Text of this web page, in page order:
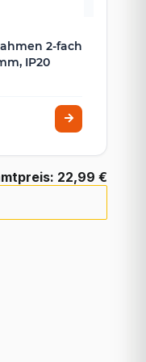
2-fach
IP20
22,99 €